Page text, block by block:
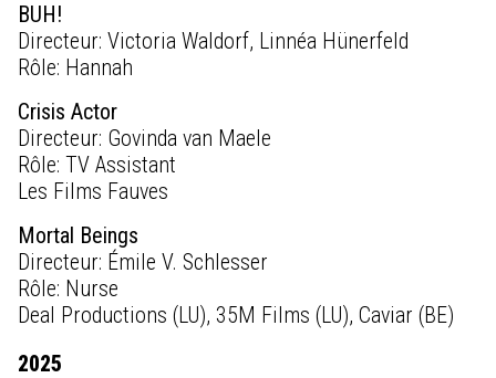
BUH!
Directeur: Victoria Waldorf, Linnéa Hünerfeld
Rôle: Hannah
Crisis Actor
Directeur: Govinda van Maele
Rôle: TV Assistant
Les Films Fauves
Mortal Beings
Directeur: Émile V. Schlesser
Rôle: Nurse
Deal Productions (LU), 35M Films (LU), Caviar (BE)
2025